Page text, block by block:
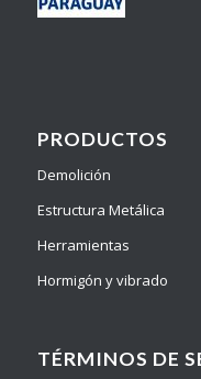
PRODUCTOS
Demolición
Estructura Metálica
Herramientas
Hormigón y vibrado
TÉRMINOS DE